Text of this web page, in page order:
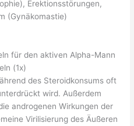
Erektionsstörungen,
(Gynäkomastie)
für den aktiven Alpha-Mann
(1x)
des Steroidkonsums oft
wird. Außerdem
androgenen Wirkungen der
Virilisierung des Äußeren